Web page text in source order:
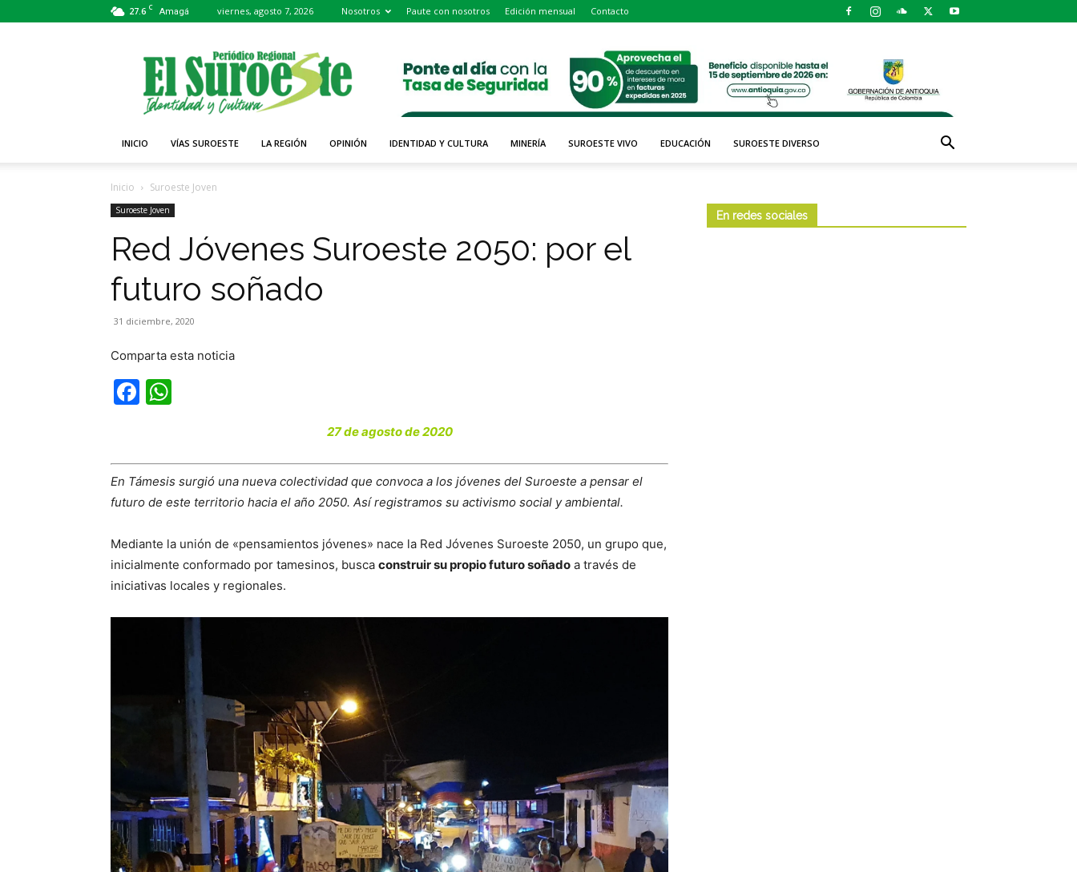
27.6 C Amagá viernes, agosto 7, 2026 Nosotros Paute con nosotros Edición mensual Contacto
Periódico
El
Suroeste
INICIO VÍAS SUROESTE LA REGIÓN OPINIÓN IDENTIDAD Y CULTURA MINERÍA SUROESTE VIVO EDUCACIÓN SUROESTE DIVERSO
Inicio Suroeste Joven
Suroeste Joven
Red Jóvenes Suroeste 2050: por el
futuro soñado
31 diciembre, 2020
Comparta esta noticia
Facebook
27 de agosto de 2020
En Támesis surgió una nueva colectividad que convoca a los jóvenes del Suroeste a pensar el
futuro de este territorio hacia el año 2050. Así registramos su activismo social y ambiental.
Mediante la unión de «pensamientos jóvenes» nace la Red Jóvenes Suroeste 2050, un grupo que,
inicialmente conformado por tamesinos, busca construir su propio futuro soñado a través de
iniciativas locales y regionales.
En redes sociales